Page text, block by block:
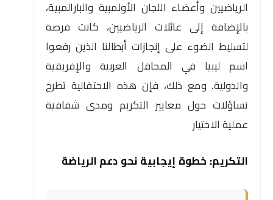
الرياضيين وأعضاء اللجان الأولمبية والبارالمبية،
بالإضافة إلى عائلات الرياضيين، كانت فرصة
لتسليط الضوء على إنجازات أبطالنا الذين رفعوا
اسم ليبيا في المحافل العربية والإفريقية
والدولية. ومع ذلك، فإن هذه الاحتفالية تطرح
تساؤلات حول معايير التكريم ومدى شفافية
عملية الاختيار
التكريم: خطوة إيجابية نحو دعم الرياضة